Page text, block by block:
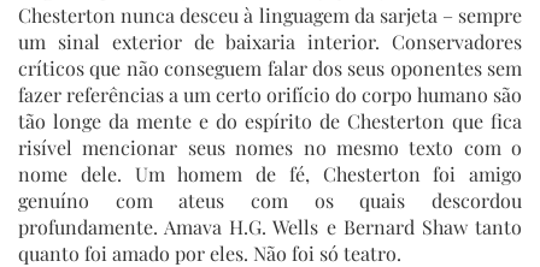
Chesterton nunca desceu à linguagem da sarjeta – sempre
um sinal exterior de baixaria interior. Conservadores
críticos que não conseguem falar dos seus oponentes sem
fazer referências a um certo orifício do corpo humano são
tão longe da mente e do espírito de Chesterton que fica
risível mencionar seus nomes no mesmo texto com o
nome dele. Um homem de fé, Chesterton foi amigo
genuíno com ateus com os quais descordou
profundamente. Amava H.G. Wells e Bernard Shaw tanto
quanto foi amado por eles. Não foi só teatro.